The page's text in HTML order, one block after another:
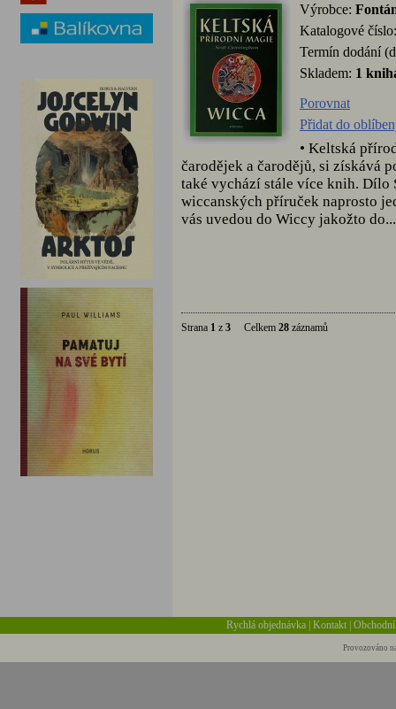
Výrobce:
Katalogové
Termín dodání
Skladem: 1
Porovnat
Přidat do
• Keltská
čarodějek a čarodějů, si získává
také vychází stále více knih. Dílo
wiccanských příruček naprosto
vás uvedou do Wiccy jakožto do...
Strana 1 z 3 Celkem 28 záznamů
Rychlá objednávka |Kontakt |
Provozováno